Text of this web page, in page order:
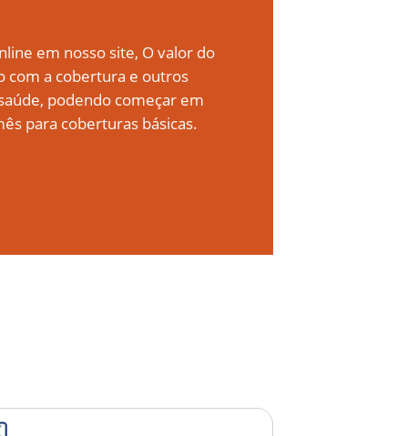
em nosso site, O valor do
com a cobertura e outros
podendo começar em
para coberturas básicas.